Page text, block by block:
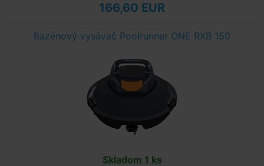
166,60 EUR
Bazénový vysávač Poolrunner ONE RXB 150
Skladom 1 ks